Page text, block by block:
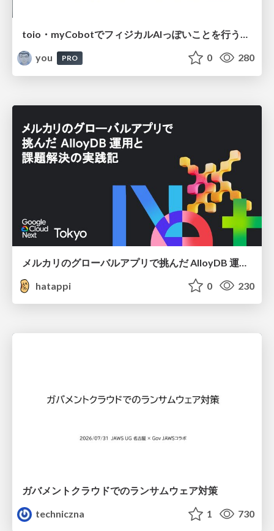
toio・myCobotでフィジカルAIっぽいことを行うための検討（とりあえず調査） / フィジカルAI LT（IoTLTによる開催）
you
PRO 0 280
hatappi
0 230
ガバメントクラウドでのランサムウェア対策
techniczna
1 730